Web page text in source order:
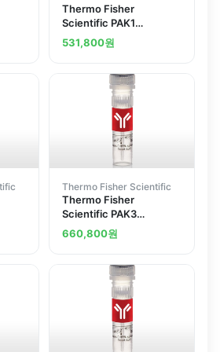
Thermo Fisher
Scientific PAK1
Polyclonal Antibody
531,800원
Thermo Fisher Scientific
Thermo Fisher
Scientific PAK3
Polyclonal Antibody
660,800원